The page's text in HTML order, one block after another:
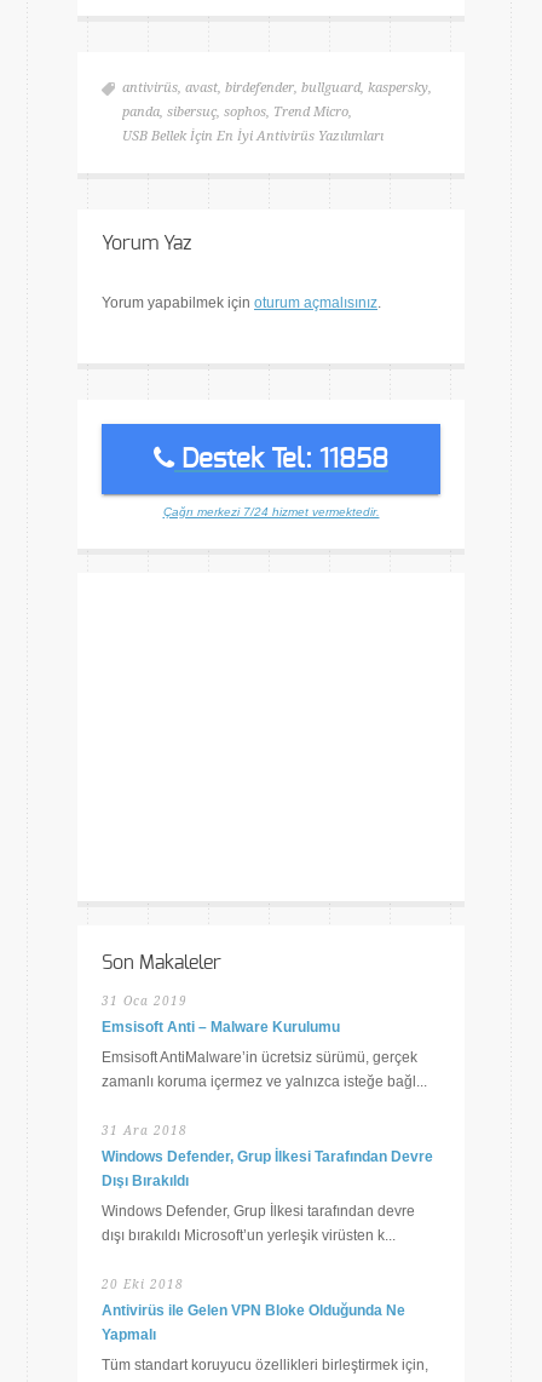
antivirüs, avast, birdefender, bullguard, kaspersky,
panda, sibersuç, sophos, Trend Micro,
USB Bellek İçin En İyi Antivirüs Yazılımları
Yorum Yaz
Yorum yapabilmek için oturum açmalısınız.
Destek Tel: 11858
Çağrı merkezi 7/24 hizmet vermektedir.
Son Makaleler
31 Oca 2019
Emsisoft Anti – Malware Kurulumu
Emsisoft AntiMalware’in ücretsiz sürümü, gerçek
zamanlı koruma içermez ve yalnızca isteğe bağl...
31 Ara 2018
Windows Defender, Grup İlkesi Tarafından Devre
Dışı Bırakıldı
Windows Defender, Grup İlkesi tarafından devre
dışı bırakıldı Microsoft’un yerleşik virüsten k...
20 Eki 2018
Antivirüs ile Gelen VPN Bloke Olduğunda Ne
Yapmalı
Tüm standart koruyucu özellikleri birleştirmek için,